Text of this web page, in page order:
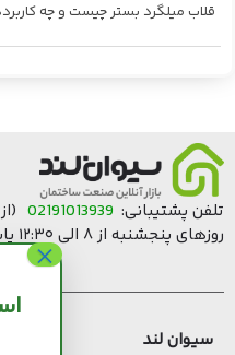
قلاب میلگرد بستر چیست و چه
تلفن پشتیبانی: 02191013939
روزهای پنجشنبه از ۸ الی ۱۲:۳۰ پاسخگوی شما هستیم.)
سیوان لند